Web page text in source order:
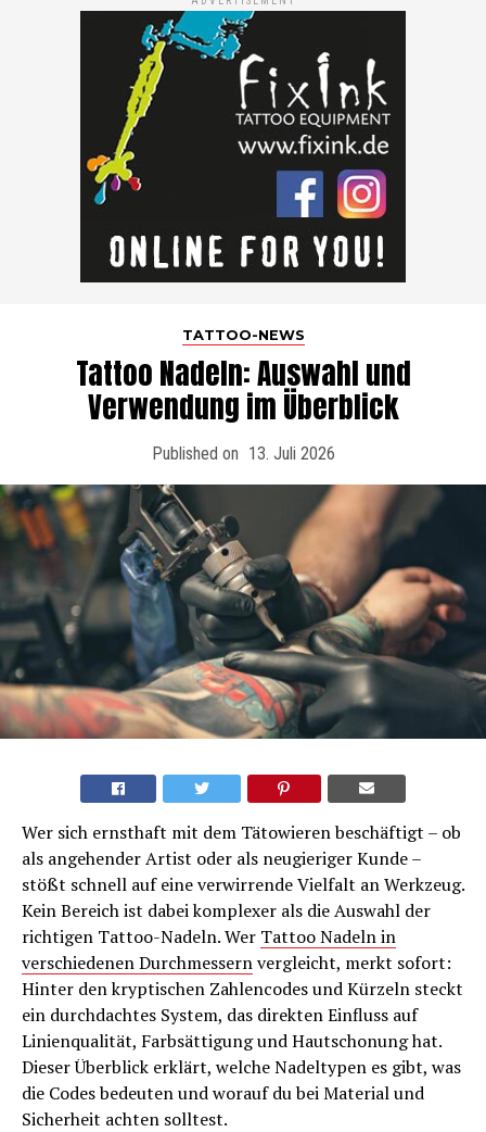
TATTOO-NEWS
Tattoo Nadeln: Auswahl und
Verwendung im Überblick
Published on 13. Juli 2026
Wer sich ernsthaft mit dem Tätowieren beschäftigt – ob
als angehender Artist oder als neugieriger Kunde –
stößt schnell auf eine verwirrende Vielfalt an Werkzeug.
Kein Bereich ist dabei komplexer als die Auswahl der
richtigen Tattoo-Nadeln. Wer Tattoo Nadeln in
verschiedenen Durchmessernvergleicht, merkt sofort:
Hinter den kryptischen Zahlencodes und Kürzeln steckt
ein durchdachtes System, das direkten Einfluss auf
Linienqualität, Farbsättigung und Hautschonung hat.
Dieser Überblick erklärt, welche Nadeltypen es gibt, was
die Codes bedeuten und worauf du bei Material und
Sicherheit achten solltest.